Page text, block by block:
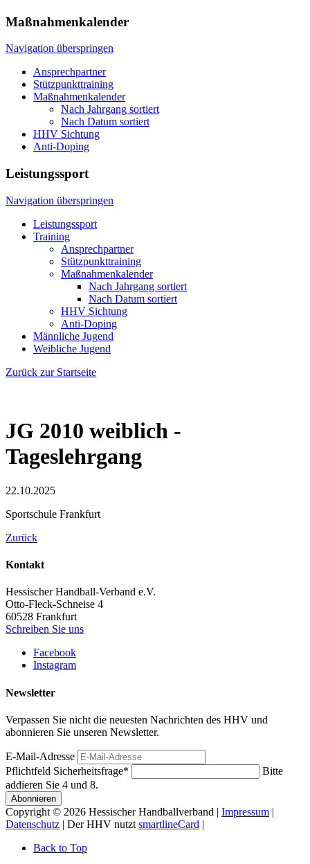
Maßnahmenkalender
Navigation überspringen
Ansprechpartner
Stützpunkttraining
Maßnahmenkalender
Nach Jahrgang sortiert
Nach Datum sortiert
HHV Sichtung
Anti-Doping
Leistungssport
Navigation überspringen
Leistungssport
Training
Ansprechpartner
Stützpunkttraining
Maßnahmenkalender
Nach Jahrgang sortiert
Nach Datum sortiert
HHV Sichtung
Anti-Doping
Männliche Jugend
Weibliche Jugend
Zurück zur Startseite
JG 2010 weiblich -
Tageslehrgang
22.10.2025
Sportschule Frankfurt
Zurück
Kontakt
Hessischer Handball-Verband e.V.
Otto-Fleck-Schneise 4
60528 Frankfurt
Schreiben Sie uns
Facebook
Instagram
Newsletter
Verpassen Sie nicht die neuesten Nachrichten des HHV und
abonnieren Sie unseren Newsletter.
E-Mail-Adresse
Pflichtfeld Sicherheitsfrage*
Bitte
addieren Sie 4 und 8.
Abonnieren
Copyright © 2026 Hessischer Handballverband | Impressum |
Datenschutz | Der HHV nutzt smartlineCard |
Back to Top